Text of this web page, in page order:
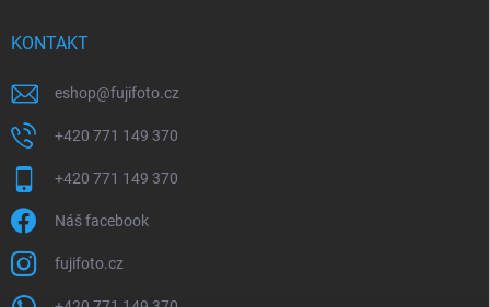
KONTAKT
eshop@fujifoto.cz
+420 771 149 370
+420 771 149 370
Náš facebook
fujifoto.cz